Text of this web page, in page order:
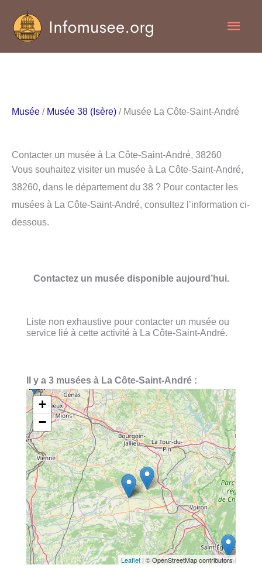
contenu
Musée / Musée 38 (Isère) / Musée La Côte-Saint-André
Contacter un musée à La Côte-Saint-André, 38260
Vous souhaitez visiter un musée à La Côte-Saint-André,
38260, dans le département du 38 ? Pour contacter les
musées à La Côte-Saint-André, consultez l’information ci-
dessous.
Contactez un musée disponible aujourd’hui.
Liste non exhaustive pour contacter un musée ou
service lié à cette activité à La Côte-Saint-André.
Il y a 3 musées à La Côte-Saint-André :
+
−
Leaflet | © OpenStreetMap contributors